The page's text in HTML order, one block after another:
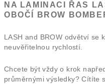
NA LAMINACI ŘAS
OBOČÍ BROW
LASH and BROW odvětví se
neuvěřitelnou rychlostí.
Chcete být vždy o krok
průměrnými výsledky? Cítíte